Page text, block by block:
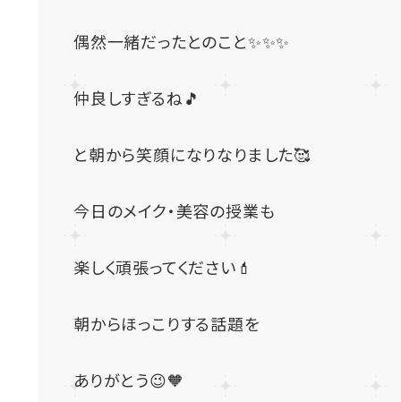
偶然一緒だったとのこと✨✨✨
仲良しすぎるね🎵
と朝から笑顔になりなりました🥰
今日のメイク・美容の授業も
楽しく頑張ってください💄
朝からほっこりする話題を
ありがとう😉🧡